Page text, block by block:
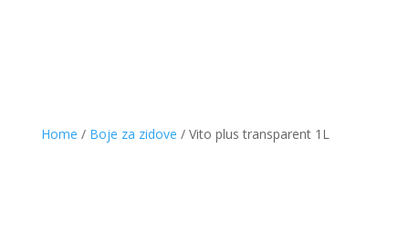
Home / Boje za zidove / Vito plus transparent 1L